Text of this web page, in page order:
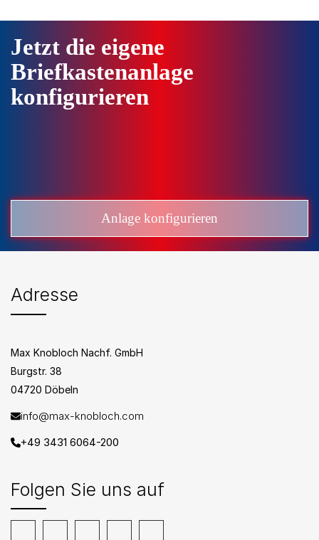
Jetzt die eigene
Briefkastenanlage
konfigurieren
Anlage konfigurieren
Adresse
Max Knobloch Nachf. GmbH
Burgstr. 38
04720 Döbeln
info@max-knobloch.com
+49 3431 6064-200
Folgen Sie uns auf